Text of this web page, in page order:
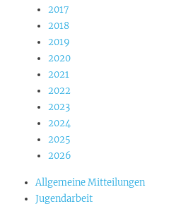
2017
2018
2019
2020
2021
2022
2023
2024
2025
2026
Allgemeine Mitteilungen
Jugendarbeit